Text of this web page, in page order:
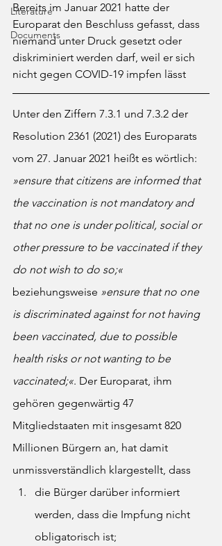
Literature
Documents
Bereits im Januar 2021 hatte der
Europarat den Beschluss gefasst, dass
niemand unter Druck gesetzt oder
diskriminiert werden darf, weil er sich
nicht gegen COVID-19 impfen lässt
Unter den Ziffern 7.3.1 und 7.3.2 der
Resolution 2361 (2021) des Europarats
vom 27. Januar 2021 heißt es wörtlich:
»ensure that citizens are informed that
the vaccination is not mandatory and
that no one is under political, social or
other pressure to be vaccinated if they
do not wish to do so;«
beziehungsweise »ensure that no one
is discriminated against for not having
been vaccinated, due to possible
health risks or not wanting to be
vaccinated;«. Der Europarat, ihm
gehören gegenwärtig 47
Mitgliedstaaten mit insgesamt 820
Millionen Bürgern an, hat damit
unmissverständlich klargestellt, dass
die Bürger darüber informiert
werden, dass die Impfung nicht
obligatorisch ist;